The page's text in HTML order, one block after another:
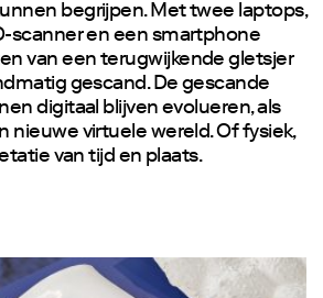
begrijpen. Met twee laptops,
scanner en een smartphone
van een terugwijkende gletsjer
gescand. De gescande
digitaal blijven evolueren, als
nieuwe virtuele wereld. Of fysiek,
van tijd en plaats.